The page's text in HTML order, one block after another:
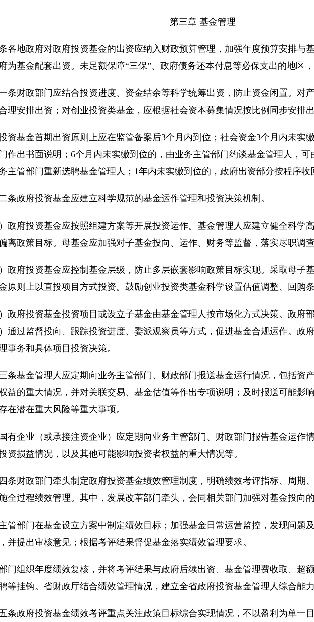
第三章 基金管理
地政府对政府投资基金的出资应纳入财政预算管理，加强年度预算安排与
为基金配套出资。未足额保障“三保”、政府债务还本付息等必保支出的地区
财政部门应结合投资进度、资金结余等科学统筹出资，防止资金闲置。对
理安排出资；对创业投资类基金，应根据社会资本募集情况按比例同步安排出
基金首期出资原则上应在监管备案后3个月内到位；社会资金3个月内未实
作出书面说明；6个月内未实缴到位的，由业务主管部门约谈基金管理人，
主管部门重新选聘基金管理人；1年内未实缴到位的，政府出资部分按程序收
政府投资基金应建立科学规范的基金运作管理和投资决策机制。
府投资基金应按照组建方案等开展投资运作。基金管理人应建立健全科学
离政策目标。母基金应加强对子基金投向、运作、财务等监督，落实尽职调查
府投资基金应控制基金层级，防止多层嵌套影响政策目标实现。采取母子
原则上以直投项目方式投资。鼓励创业投资类基金科学设置估值调整、回购条
府投资基金投资项目或设立子基金由基金管理人按市场化方式决策。政府
通过监督投向、跟踪投资进度、委派观察员等方式，促进基金合规运作。政
事务和具体项目投资决策。
基金管理人应定期向业务主管部门、财政部门报送基金运行情况，包括资
益的重大情况，并对关联交易、基金估值等作出专项说明；及时报送可能影
在潜在重大风险等重大事项。
企业（或承接注资企业）应定期向业务主管部门、财政部门报告基金运作
资损益情况，以及其他可能影响投资者权益的重大情况等。
财政部门牵头制定政府投资基金绩效管理制度，明确绩效考评指标、周期、
全过程绩效管理。其中，发展改革部门牵头，会同相关部门加强对基金投向的
部门在基金设立方案中制定绩效目标；加强基金日常运营监控，发现问题
并提出审核意见；根据考评结果督促基金落实绩效管理要求。
组织年度绩效复核，并将考评结果与政府后续出资、基金管理费收取、超
等挂钩。省财政厅结合绩效管理情况，建立全省政府投资基金管理人综合能力
政府投资基金绩效考评重点关注政策目标综合实现情况，不以盈利为单一